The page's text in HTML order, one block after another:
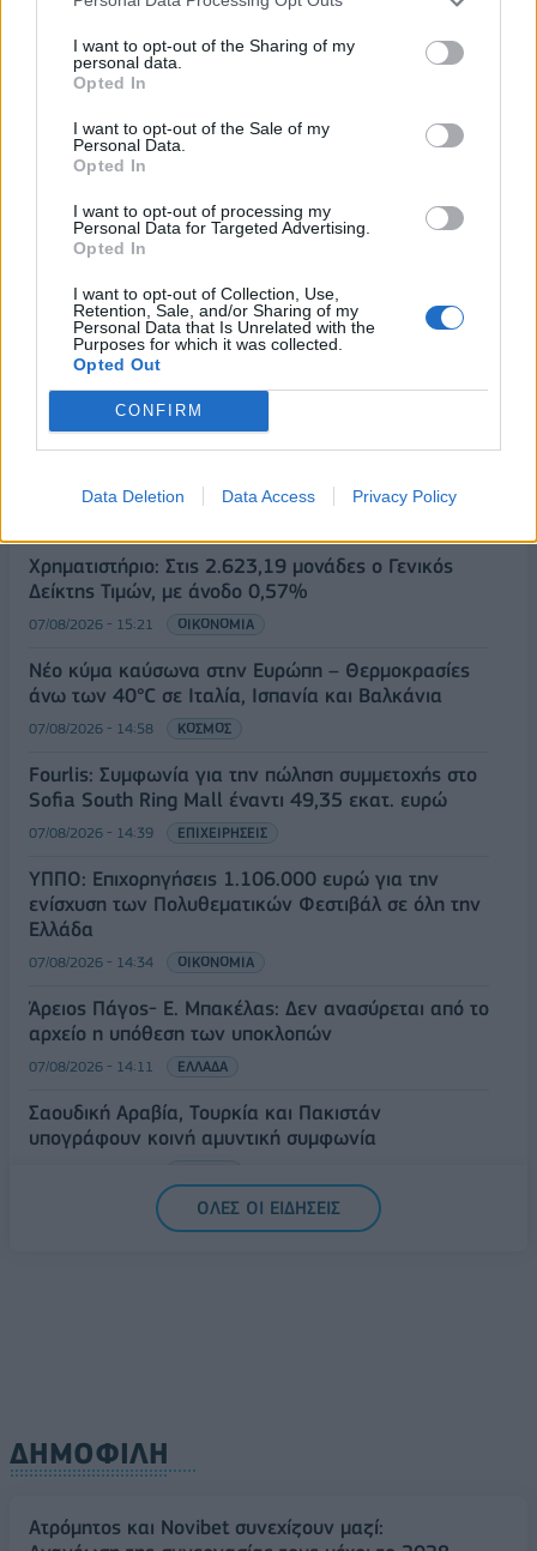
I want to opt-out of the Sharing of my
personal data.
Opted In
I want to opt-out of the Sale of my
Personal Data.
Opted In
I want to opt-out of processing my
Personal Data for Targeted Advertising.
Opted In
I want to opt-out of Collection, Use,
Retention, Sale, and/or Sharing of my
Personal Data that Is Unrelated with the
Purposes for which it was collected.
Opted Out
CONFIRM
Data Deletion Data Access Privacy Policy
ΥΠΑΑΤ: Επιπλέον 12,5 εκατ. ευρώ στις Περιφέρειες
για την ενίσχυση της βιοασφάλειας
07/08/2026 - 17:02 ΟΙΚΟΝΟΜΙΑ
Deloitte Ελλάδος: Χρηματοοικονομικός σύμβουλος
της ΔΕΗ για την είσοδο στην πολωνική αγορά
ενέργειας
07/08/2026 - 16:38 ΕΠΙΧΕΙΡΗΣΕΙΣ
Στρατηγική επένδυση του EFA GROUP στη Fractal
για την ανάπτυξη προηγμένων αμυντικών
07/08/2026 - 16:11 ΕΠΙΧΕΙΡΗΣΕΙΣ
1,1534 δολάρια
Χρηματιστήριο: Στις 2.623,19 μονάδες ο Γενικός
Δείκτης Τιμών, με άνοδο 0,57%
07/08/2026 - 15:21 ΟΙΚΟΝΟΜΙΑ
Νέο κύμα καύσωνα στην Ευρώπη – Θερμοκρασίες
άνω των 40°C σε Ιταλία, Ισπανία και Βαλκάνια
07/08/2026 - 14:58 ΚΟΣΜΟΣ
Fourlis: Συμφωνία για την πώληση συμμετοχής στο
Sofia South Ring Mall έναντι 49,35 εκατ. ευρώ
07/08/2026 - 14:39 ΕΠΙΧΕΙΡΗΣΕΙΣ
ΥΠΠΟ: Επιχορηγήσεις 1.106.000 ευρώ για την
ενίσχυση των Πολυθεματικών Φεστιβάλ σε όλη την
Ελλάδα
07/08/2026 - 14:34 ΟΙΚΟΝΟΜΙΑ
Άρειος Πάγος- Ε. Μπακέλας: Δεν ανασύρεται από το
αρχείο η υπόθεση των υποκλοπών
07/08/2026 - 14:11 ΕΛΛΑΔΑ
Σαουδική Αραβία, Τουρκία και Πακιστάν
υπογράφουν κοινή αμυντική συμφωνία
ΟΛΕΣ ΟΙ ΕΙΔΗΣΕΙΣ
ΔΗΜΟΦΙΛΗ
Ατρόμητος και Novibet συνεχίζουν μαζί: